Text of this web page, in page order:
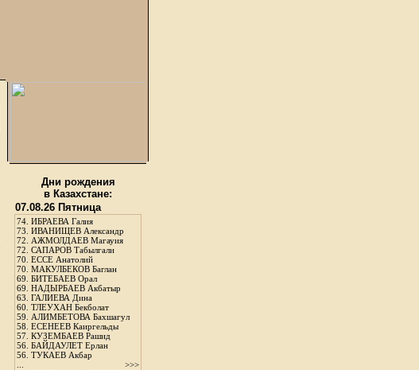
Дни рождения
в Казахстане:
07.08.26 Пятница
74. ИБРАЕВА Галия
73. ИВАНИЩЕВ Александр
72. АЖМОЛДАЕВ Магауия
72. САПАРОВ Табылгали
70. ЕССЕ Анатолий
70. МАКУЛБЕКОВ Баглан
69. БИТЕБАЕВ Орал
69. НАДЫРБАЕВ Акбатыр
63. ГАЛИЕВА Дина
60. ТЛЕУХАН Бекболат
59. АЛИМБЕТОВА Бахшагул
58. ЕСЕНЕЕВ Каиргельды
57. КУЗЕМБАЕВ Рашид
56. БАЙДАУЛЕТ Ерлан
56. ТУКАЕВ Акбар
>>>